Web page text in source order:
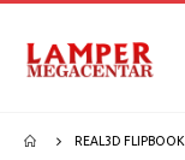
REAL3D FLIPBOOK